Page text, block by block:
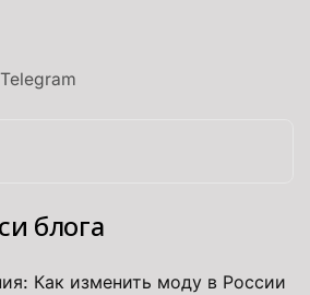
Telegram
блога
Как изменить моду в России